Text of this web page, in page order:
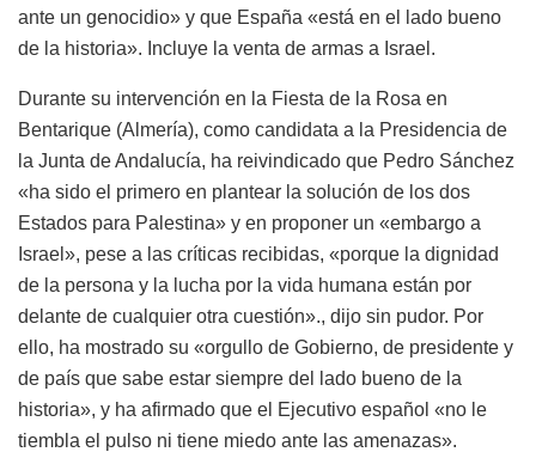
ante un genocidio» y que España «está en el lado bueno
de la historia». Incluye la venta de armas a Israel.
Durante su intervención en la Fiesta de la Rosa en
Bentarique (Almería), como candidata a la Presidencia de
la Junta de Andalucía, ha reivindicado que Pedro Sánchez
«ha sido el primero en plantear la solución de los dos
Estados para Palestina» y en proponer un «embargo a
Israel», pese a las críticas recibidas, «porque la dignidad
de la persona y la lucha por la vida humana están por
delante de cualquier otra cuestión»., dijo sin pudor. Por
ello, ha mostrado su «orgullo de Gobierno, de presidente y
de país que sabe estar siempre del lado bueno de la
historia», y ha afirmado que el Ejecutivo español «no le
tiembla el pulso ni tiene miedo ante las amenazas».